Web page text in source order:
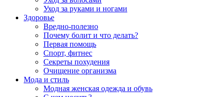
Уход за руками и ногами
Здоровье
Вредно-полезно
Почему болит и что делать?
Первая помощь
Спорт, фитнес
Секреты похудения
Очищение организма
Мода и стиль
Модная женская одежда и обувь